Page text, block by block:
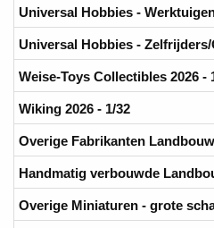
Universal Hobbies -
Universal Hobbies -
Weise-Toys Collectibles 2026 -
Wiking 2026 - 1/32
Overige Fabrikanten
Handmatig verbouwde
Overige Miniaturen - grote